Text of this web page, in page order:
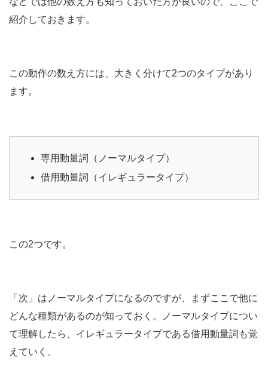
紹介しておきます。
この動作の数え方には、大きく分けて2つのタイプがあり
ます。
専用動量詞（ノーマルタイプ）
借用動量詞（イレギュラータイプ）
この2つです。
「次」はノーマルタイプになるのですが、まずここで他に
どんな種類があるのが知っておく。ノーマルタイプについ
て理解したら、イレギュラータイプである借用動量詞も覚
えていく。